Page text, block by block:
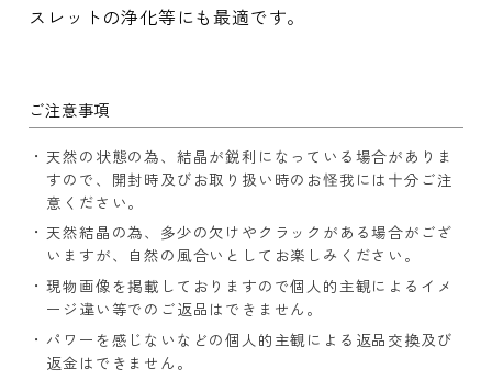
スレットの浄化等にも最適です。
ご注意事項
天然の状態の為、結晶が鋭利になっている場合がありま
すので、開封時及びお取り扱い時のお怪我には十分ご注
意ください。
天然結晶の為、多少の欠けやクラックがある場合がござ
いますが、自然の風合いとしてお楽しみください。
現物画像を掲載しておりますので個人的主観によるイメ
ージ違い等でのご返品はできません。
パワーを感じないなどの個人的主観による返品交換及び
返金はできません。